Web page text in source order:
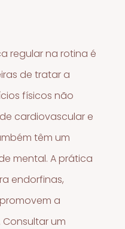
regular na rotina é
de tratar a
físicos não
cardiovascular e
têm um
mental. A prática
endorfinas,
a
um